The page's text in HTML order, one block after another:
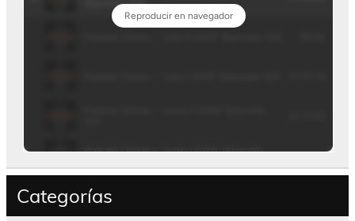
Categorías